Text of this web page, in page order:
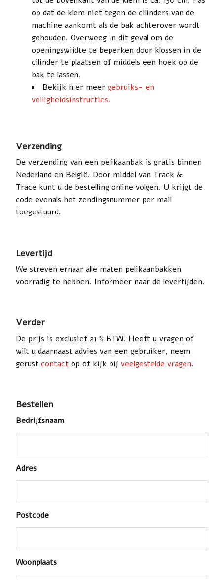
op dat de klem niet tegen de cilinders van de
machine aankomt als de bak achterover wordt
gehouden. Overweeg in dit geval om de
openingswijdte te beperken door klossen in de
cilinder te plaatsen of middels een hoek op de
bak te lassen.
Bekijk hier meer gebruiks- en
veiligheidsinstructies.
Verzending
De verzending van een pelikaanbak is gratis binnen
Nederland en België. Door middel van Track &
Trace kunt u de bestelling online volgen. U krijgt de
code evenals het zendingsnummer per mail
toegestuurd.
Levertijd
We streven ernaar alle maten pelikaanbakken
voorradig te hebben. Informeer naar de levertijden.
Verder
De prijs is exclusief 21 % BTW. Heeft u vragen of
wilt u daarnaast advies van een gebruiker, neem
gerust contact op of kijk bij veelgestelde vragen.
Bestellen
Bedrijfsnaam
Adres
Postcode
Woonplaats